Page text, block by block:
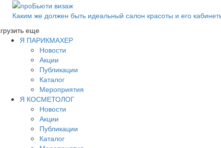
Каким же должен быть идеальный салон красоты и его
еще
Я ПАРИКМАХЕР
Новости
Акции
Публикации
Каталог
Мероприятия
Я КОСМЕТОЛОГ
Новости
Акции
Публикации
Каталог